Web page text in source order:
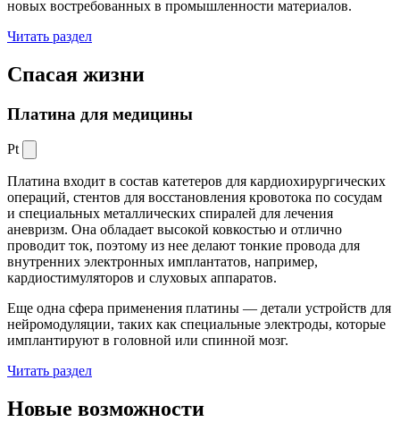
новых востребованных в промышленности материалов.
Читать раздел
Спасая жизни
Платина для медицины
Pt
Платина входит в состав катетеров для кардиохирургических
операций, стентов для восстановления кровотока по сосудам
и специальных металлических спиралей для лечения
аневризм. Она обладает высокой ковкостью и отлично
проводит ток, поэтому из нее делают тонкие провода для
внутренних электронных имплантатов, например,
кардиостимуляторов и слуховых аппаратов.
Еще одна сфера применения платины — детали устройств для
нейромодуляции, таких как специальные электроды, которые
имплантируют в головной или спинной мозг.
Читать раздел
Новые возможности